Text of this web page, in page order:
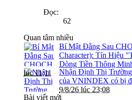
Đọc:
62
Quan tâm nhiều
Bí Mật Đằng Sau
Character): Tín Hiệu
Dòng Tiền Thông
lúc 11:11
Nhận Định Thị Trường
của VNINDEX có bị
9/8/26 lúc 23:08
Bài viết mới